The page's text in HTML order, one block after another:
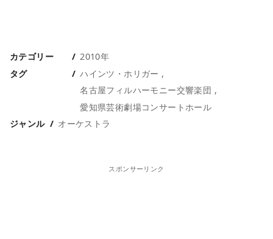
カテゴリー
2010年
タグ
ハインツ・ホリガー
名古屋フィルハーモニー交響楽団
愛知県芸術劇場コンサートホール
ジャンル
オーケストラ
スポンサーリンク